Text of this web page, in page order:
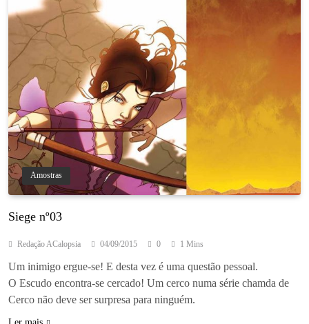
Amostras
Siege nº03
Redação ACalopsia 04/09/2015 0 1 Mins
Um inimigo ergue-se! E desta vez é uma questão pessoal.
O Escudo encontra-se cercado! Um cerco numa série chamda de
Cerco não deve ser surpresa para ninguém.